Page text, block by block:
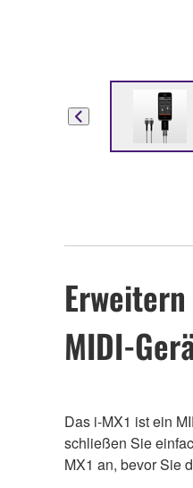
MIDI-
Das i-MX1 ist ein
schließen Sie
MX1 an, bevor Sie